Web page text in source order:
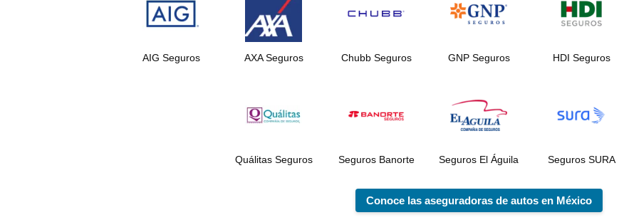
AIG Seguros AXA Seguros Chubb Seguros GNP Seguros HDI Seguros
Quálitas Seguros Seguros Banorte Seguros El Águila Seguros SURA
Conoce las aseguradoras de autos en México